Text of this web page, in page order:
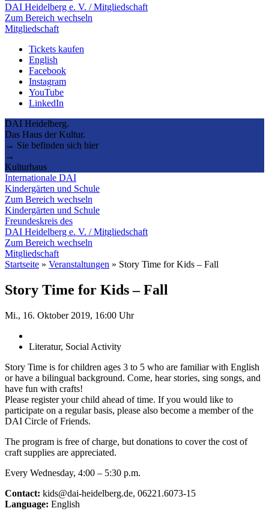
DAI Heidelberg e. V. / Mitgliedschaft
Zum Bereich wechseln
Mitgliedschaft
Tickets kaufen
English
Facebook
Instagram
YouTube
LinkedIn
DAI Heidelberg.
Das Haus der Kultur.
→ Sie befinden sich hier
→
Kulturhaus
Internationale DAI
Kindergärten und Schule
Zum Bereich wechseln
Kindergärten und Schule
Freundeskreis des
DAI Heidelberg e. V. / Mitgliedschaft
Zum Bereich wechseln
Mitgliedschaft
Startseite » Veranstaltungen » Story Time for Kids – Fall
Story Time for Kids – Fall
Mi., 16. Oktober 2019, 16:00 Uhr
Literatur, Social Activity
Story Time is for children ages 3 to 5 who are familiar with English
or have a bilingual background. Come, hear stories, sing songs, and
have fun with crafts!
Please register your child ahead of time. If you would like to
participate on a regular basis, please also become a member of the
DAI Circle of Friends.
The program is free of charge, but donations to cover the cost of
craft supplies are appreciated.
Every Wednesday, 4:00 – 5:30 p.m.
Contact: kids@dai-heidelberg.de, 06221.6073-15
Language: English